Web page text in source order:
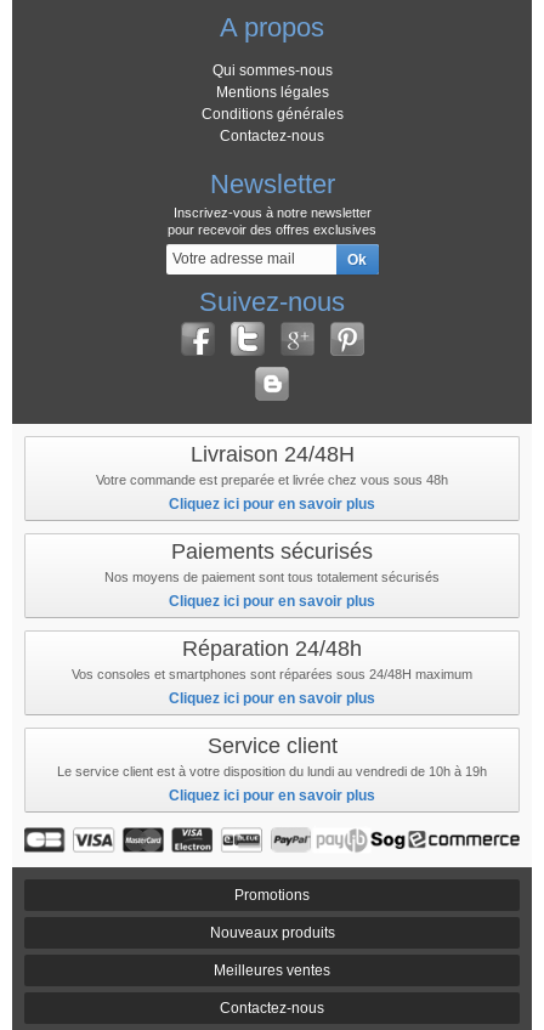
A propos
Qui sommes-nous
Mentions légales
Conditions générales
Contactez-nous
Newsletter
Inscrivez-vous à notre newsletter
pour recevoir des offres exclusives
Suivez-nous
Livraison 24/48H
Votre commande est preparée et livrée chez vous sous 48h
Cliquez ici pour en savoir plus
Paiements sécurisés
Nos moyens de paiement sont tous totalement sécurisés
Cliquez ici pour en savoir plus
Réparation 24/48h
Vos consoles et smartphones sont réparées sous 24/48H maximum
Cliquez ici pour en savoir plus
Service client
Le service client est à votre disposition du lundi au vendredi de 10h à 19h
Cliquez ici pour en savoir plus
Promotions
Nouveaux produits
Meilleures ventes
Contactez-nous